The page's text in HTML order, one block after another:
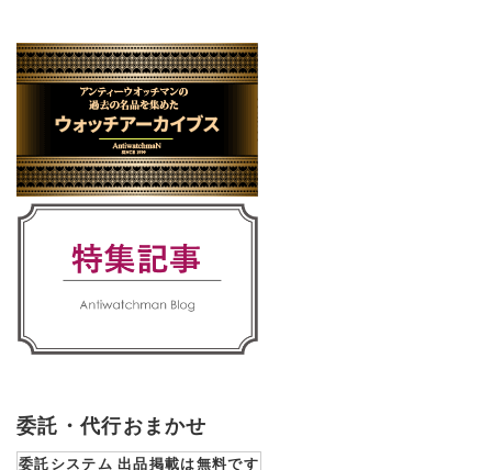
委託・代行おまかせ
委託システム 出品掲載は無料です